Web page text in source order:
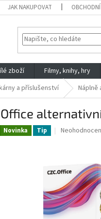
JAK NAKUPOVAT
zboží Filmy, knihy, hry
a příslušenství Náplně
Novinka Tip
Průměrné
0,0
z
5
hvězdiček.